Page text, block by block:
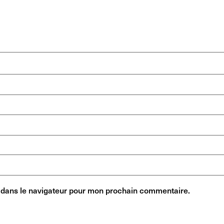
le navigateur pour mon prochain commentaire.